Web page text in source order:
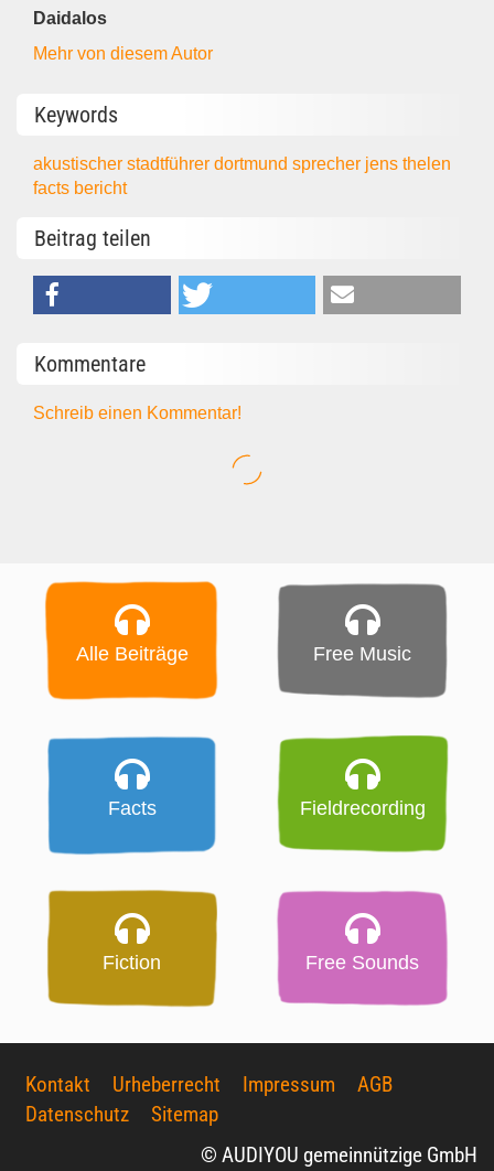
Daidalos
Mehr von diesem Autor
Keywords
akustischer stadtführerdortmundsprecher jens thelen
facts bericht
Beitrag teilen
Kommentare
Schreib einen Kommentar!
Alle Beiträge Free Music
Facts Fieldrecording
Fiction Free Sounds
Kontakt Urheberrecht Impressum
AGB
Datenschutz
Sitemap
© AUDIYOU gemeinnützige GmbH